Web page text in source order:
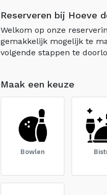
Reserveren bij Hoeve
Welkom op onze
gemakkelijk mogelijk te
volgende stappen te
Maak een keuze
Bowlen